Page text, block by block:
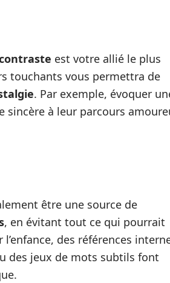
est votre allié le plus
touchants vous permettra de
. Par exemple, évoquer
sincère à leur parcours
être une source de
, en évitant tout ce qui pourrait
l’enfance, des références
des jeux de mots subtils font